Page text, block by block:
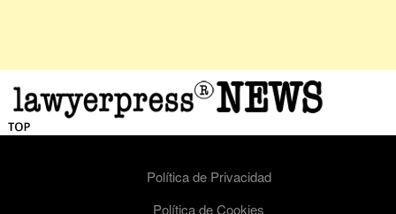
Política de Privacidad
Política de Cookies